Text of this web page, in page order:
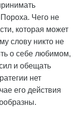
Чего не
которая может
слову никто не
о себе любимом,
и обещать
нет
его действия